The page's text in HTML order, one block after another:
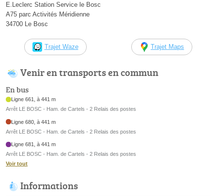
E.Leclerc Station Service le Bosc
A75 parc Activités Méridienne
34700 Le Bosc
Trajet Waze Trajet Maps
Venir en transports en commun
En bus
Ligne 661, à 441 m
Arrêt LE BOSC - Ham. de Cartels - 2 Relais des postes
Ligne 680, à 441 m
Arrêt LE BOSC - Ham. de Cartels - 2 Relais des postes
Ligne 681, à 441 m
Arrêt LE BOSC - Ham. de Cartels - 2 Relais des postes
Voir tout
Informations